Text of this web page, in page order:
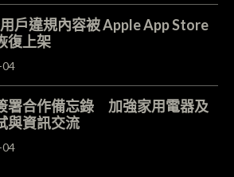
戶違規內容被 Apple App Store
復上架
04
署合作備忘錄 加強家用電器及
與資訊交流
04